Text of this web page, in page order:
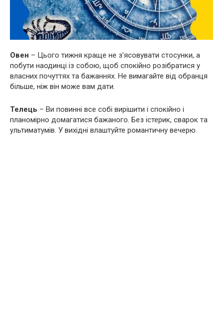
Овен – Цього тижня краще не з’ясовувати стосунки, а
побути наодинці із собою, щоб спокійно розібратися у
власних почуттях та бажаннях. Не вимагайте від обранця
більше, ніж він може вам дати.
Телець – Ви повинні все собі вирішити і спокійно і
планомірно домагатися бажаного. Без істерик, сварок та
ультиматумів. У вихідні влаштуйте романтичну вечерю.